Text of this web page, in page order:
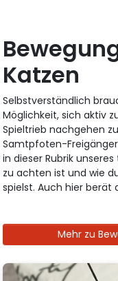
Katzen
Selbstverständlich
Möglichkeit, sich aktiv
Spieltrieb nachgehen
Samtpfoten-
in dieser Rubrik
zu achten ist und wie
spielst. Auch hier berät
Mehr zu